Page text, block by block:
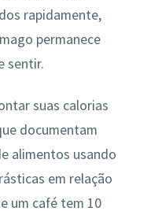
rapidamente,
permanece
sentir.
suas calorias
documentam
alimentos usando
em relação
um café tem 10